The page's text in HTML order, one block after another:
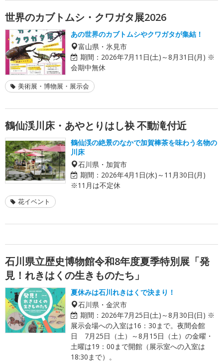
世界のカブトムシ・クワガタ展2026
あの世界のカブトムシやクワガタが集結！
富山県・氷見市
期間： 2026年7月11日(土)～8月31日(月) ※
会期中無休
美術展・博物展・展示会
鶴仙渓川床・あやとりはし袂 不動滝付近
鶴仙渓の絶景のなかで加賀棒茶を味わう名物の
川床
石川県・加賀市
期間： 2026年4月1日(水)～11月30日(月)
※11月は不定休
花イベント
石川県立歴史博物館令和8年度夏季特別展「発
見！れきはくの生きものたち」
夏休みは石川れきはくで決まり！
石川県・金沢市
期間： 2026年7月25日(土)～8月30日(日) ※
展示会場への入室は16：30まで。夜間会館
日 7月25日（土）～8月15日（土）の金曜・
土曜は19：00まで開館（展示室への入室は
18:30まで）。